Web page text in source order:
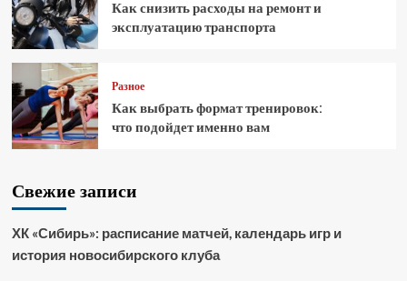
Как снизить расходы на ремонт и
эксплуатацию транспорта
Разное
Как выбрать формат тренировок:
что подойдет именно вам
Свежие записи
ХК «Сибирь»: расписание матчей, календарь игр и
история новосибирского клуба